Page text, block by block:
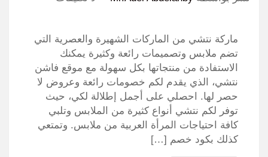
ماركة نتشي من الماركات الشهيرة والعصرية التي
تضم ملابس وتصميمات رائعة وكثيرة يمكنك
الاستفادة من منتجاتها بكل سهولة مع موقع فاشن
نتشي، الذي يقدم لكم خصومات رائعة وعروض لا
حصر لها. احصلي على أجمل إطلالة لكي، حيث
توفر لكم نتشي أنواع كثيرة من الملابس وتلبي
كافة احتياجات المرأة العربية من ملابس. وتمتعي
كذلك بكود خصم […]